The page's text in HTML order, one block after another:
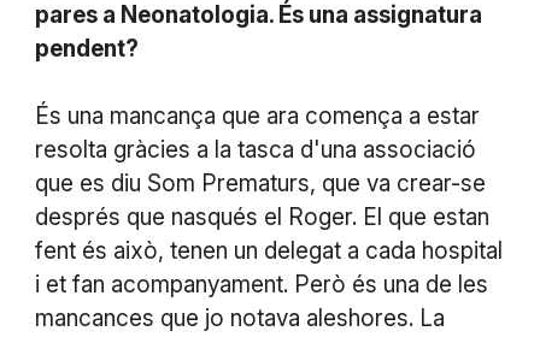
pares a Neonatologia. És una assignatura
pendent?
És una mancança que ara comença a estar
resolta gràcies a la tasca d'una associació
que es diu Som Prematurs, que va crear-se
després que nasqués el Roger. El que estan
fent és això, tenen un delegat a cada hospital
i et fan acompanyament. Però és una de les
mancances que jo notava aleshores. La